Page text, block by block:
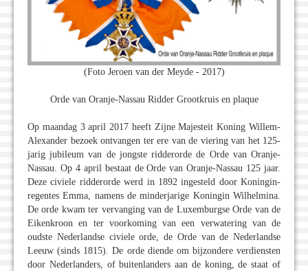
(Foto Jeroen van der Meyde - 2017)
Orde van Oranje-Nassau Ridder Grootkruis en plaque
Op maandag 3 april 2017 heeft Zijne Majesteit Koning Willem-
Alexander bezoek ontvangen ter ere van de viering van het 125-
jarig jubileum van de jongste ridderorde de Orde van Oranje-
Nassau. Op 4 april bestaat de Orde van Oranje-Nassau 125 jaar.
Deze civiele ridderorde werd in 1892 ingesteld door Koningin-
regentes Emma, namens de minderjarige Koningin Wilhelmina.
De orde kwam ter vervanging van de Luxemburgse Orde van de
Eikenkroon en ter voorkoming van een verwatering van de
oudste Nederlandse civiele orde, de Orde van de Nederlandse
Leeuw (sinds 1815). De orde diende om bijzondere verdiensten
door Nederlanders, of buitenlanders aan de koning, de staat of